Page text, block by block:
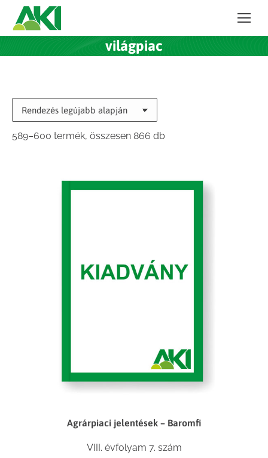
világpiac
589–600 termék, összesen 866 dbSorted
Agrárpiaci jelentések – Baromfi
VIII. évfolyam 7. szám